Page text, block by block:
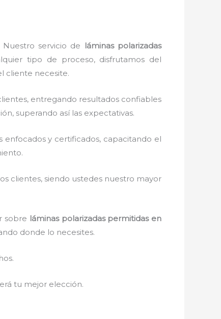
servicio de láminas polarizadas
tipo de proceso, disfrutamos del
cliente necesite.
entregando resultados confiables
superando así las expectativas.
y certificados, capacitando el
clientes, siendo ustedes nuestro mayor
sobre láminas polarizadas permitidas en
donde lo necesites.
tu mejor elección.